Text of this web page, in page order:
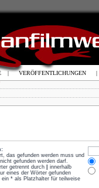
das gefunden werden muss und
gefunden werden darf.
getrennt durch
innerhalb
eines der Wörter gefunden
* als Platzhalter für teilweise
| VERÖFFENTLICHUNGEN |